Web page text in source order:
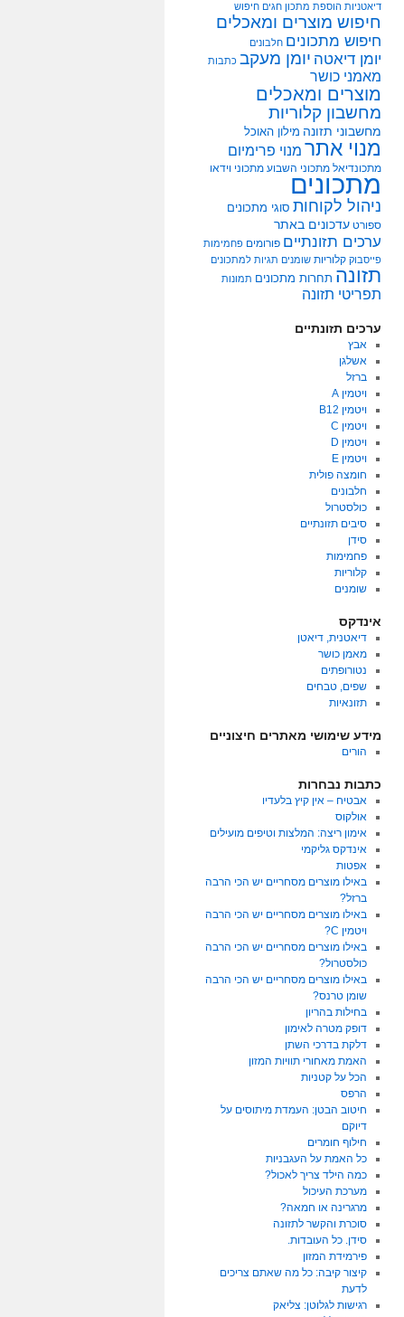
דיאטניות הוספת מתכון חגים חיפוש
חיפוש מוצרים ומאכלים
חיפוש מתכונים חלבונים
יומן דיאטה יומן מעקב כתבות
מאמני כושר
מוצרים ומאכלים
מחשבון קלוריות
מחשבוני תזונה מילון האוכל
מנוי אתר מנוי פרימיום
מתכונדיאל מתכוני השבוע מתכוני וידאו
מתכונים
ניהול לקוחות סוגי מתכונים
ספורט עדכונים באתר
ערכים תזונתיים פורומים פחמימות
פייסבוק קלוריות שומנים תגיות למתכונים
תזונה תחרות מתכונים תמונות
תפריטי תזונה
ערכים תזונתיים
אבץ
אשלגן
ברזל
ויטמין A
ויטמין B12
ויטמין C
ויטמין D
ויטמין E
חומצה פולית
חלבונים
כולסטרול
סיבים תזונתיים
סידן
פחמימות
קלוריות
שומנים
אינדקס
דיאטנית, דיאטן
מאמן כושר
נטורופתים
שפים, טבחים
תזונאיות
מידע שימושי מאתרים חיצוניים
הורים
כתבות נבחרות
אבטיח – אין קיץ בלעדיו
אולקוס
אימון ריצה: המלצות וטיפים מועילים
אינדקס גליקמי
אפטות
באילו מוצרים מסחריים יש הכי הרבה
ברזל?
באילו מוצרים מסחריים יש הכי הרבה
ויטמין C?
באילו מוצרים מסחריים יש הכי הרבה
כולסטרול?
באילו מוצרים מסחריים יש הכי הרבה
שומן טרנס?
בחילות בהריון
דופק מטרה לאימון
דלקת בדרכי השתן
האמת מאחורי תוויות המזון
הכל על קטניות
הרפס
חיטוב הבטן: העמדת מיתוסים על
דיוקם
חילוף חומרים
כל האמת על העגבניות
כמה הילד צריך לאכול?
מערכת העיכול
מרגרינה או חמאה?
סוכרת והקשר לתזונה
סידן. כל העובדות.
פירמידת המזון
קיצור קיבה: כל מה שאתם צריכים
לדעת
רגישות לגלוטן: צליאק